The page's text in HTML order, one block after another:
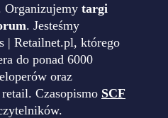
Organizujemy targi
. Jesteśmy
| Retailnet.pl, którego
do ponad 6000
oraz
Czasopismo SCF